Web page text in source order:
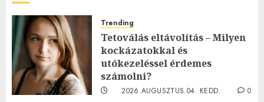
Trending
Tetoválás eltávolítás – Milyen
kockázatokkal és
utókezeléssel érdemes
számolni?
2026.AUGUSZTUS.04. KEDD.
0